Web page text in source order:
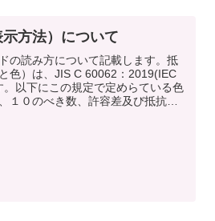
方法）について
の読み方について記載します。抵
色）は、JIS C 60062：2019(IEC
以下にこの規定で定めらている色
１０のべき数、許容差及び抵抗温